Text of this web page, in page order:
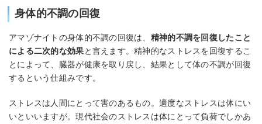
身体的不調の回復
アマゾナイトの身体的不調の回復は、 精神的不調を回復したこと
による二次的な効果と言えます。精神的なストレスを回復するこ
とによって、臓器が健康を取り戻し、結果として体の不調が回復
するという仕組みです。
ストレスは人間にとって害のあるもの。適度なストレスは体にい
いといいますが。現代社会のストレスは体にとって負荷でしかあ